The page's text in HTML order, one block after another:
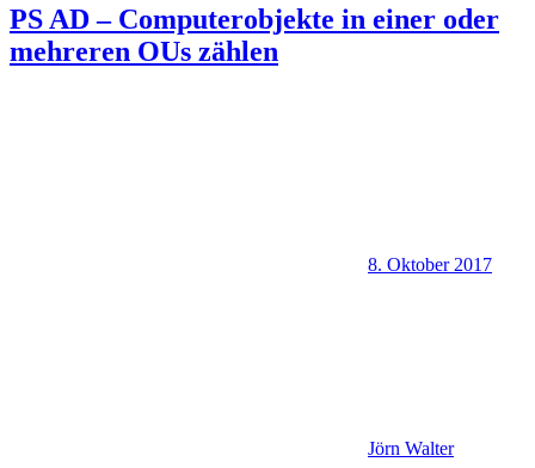
PS AD – Computerobjekte in einer oder
mehreren OUs zählen
8. Oktober 2017
Jörn Walter